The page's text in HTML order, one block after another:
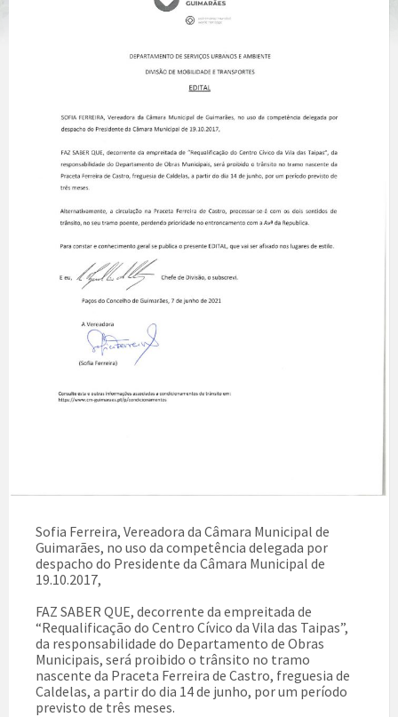
Sofia Ferreira, Vereadora da Câmara Municipal de
Guimarães, no uso da competência delegada por
despacho do Presidente da Câmara Municipal de
19.10.2017,
FAZ SABER QUE, decorrente da empreitada de
“Requalificação do Centro Cívico da Vila das Taipas”,
da responsabilidade do Departamento de Obras
Municipais, será proibido o trânsito no tramo
nascente da Praceta Ferreira de Castro, freguesia de
Caldelas, a partir do dia 14 de junho, por um período
previsto de três meses.